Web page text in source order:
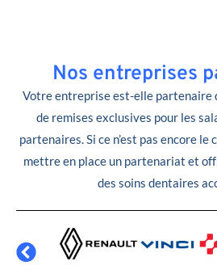
Nos entreprises
Votre entreprise est-elle partenaire
de remises exclusives pour les
partenaires. Si ce n’est pas encore le
mettre en place un partenariat et
des soins dentaires